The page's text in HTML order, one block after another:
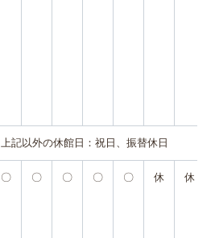
上記以外の休館日：祝日、振替休日
〇 〇 〇 〇 〇 休 休